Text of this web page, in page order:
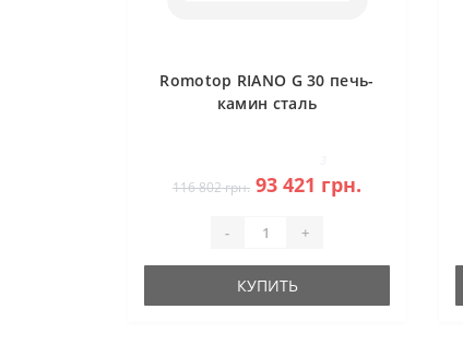
Romotop RIANO G 30 печь-
камин сталь
116 802 грн. 93 421 грн.
- +
КУПИТЬ